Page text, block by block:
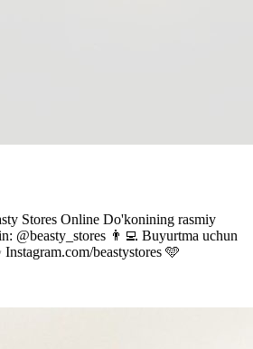
Stores Online Do'konining rasmiy
@beasty_stores 👨‍💻 Buyurtma uchun
beastystores 🩵